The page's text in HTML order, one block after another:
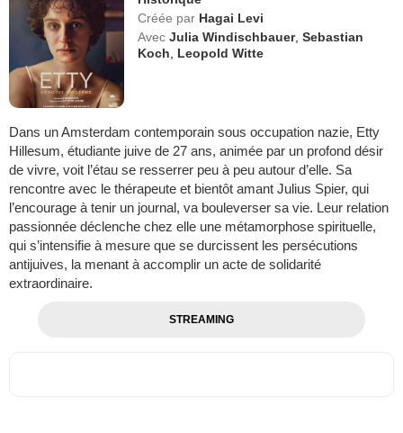
Créée par Hagai Levi
Avec Julia Windischbauer,Sebastian
Koch
Leopold Witte
Dans un Amsterdam contemporain sous occupation nazie, Etty
Hillesum, étudiante juive de 27 ans, animée par un profond désir
de vivre, voit l’étau se resserrer peu à peu autour d’elle. Sa
rencontre avec le thérapeute et bientôt amant Julius Spier, qui
l’encourage à tenir un journal, va bouleverser sa vie. Leur relation
passionnée déclenche chez elle une métamorphose spirituelle,
qui s’intensifie à mesure que se durcissent les persécutions
antijuives, la menant à accomplir un acte de solidarité
extraordinaire.
STREAMING